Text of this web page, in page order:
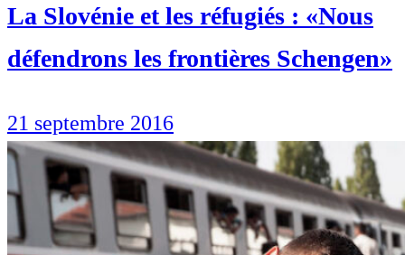
La Slovénie et les réfugiés : «Nous
défendrons les frontières Schengen»
21 septembre 2016